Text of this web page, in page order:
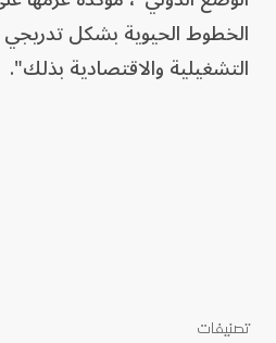
الخطوط الحيوية بشكل
التشغيلية والاقتصادية بذلك".
تصنيفات